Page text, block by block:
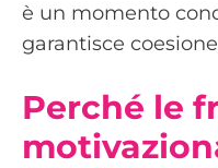
è un momento
garantisce
Perché le